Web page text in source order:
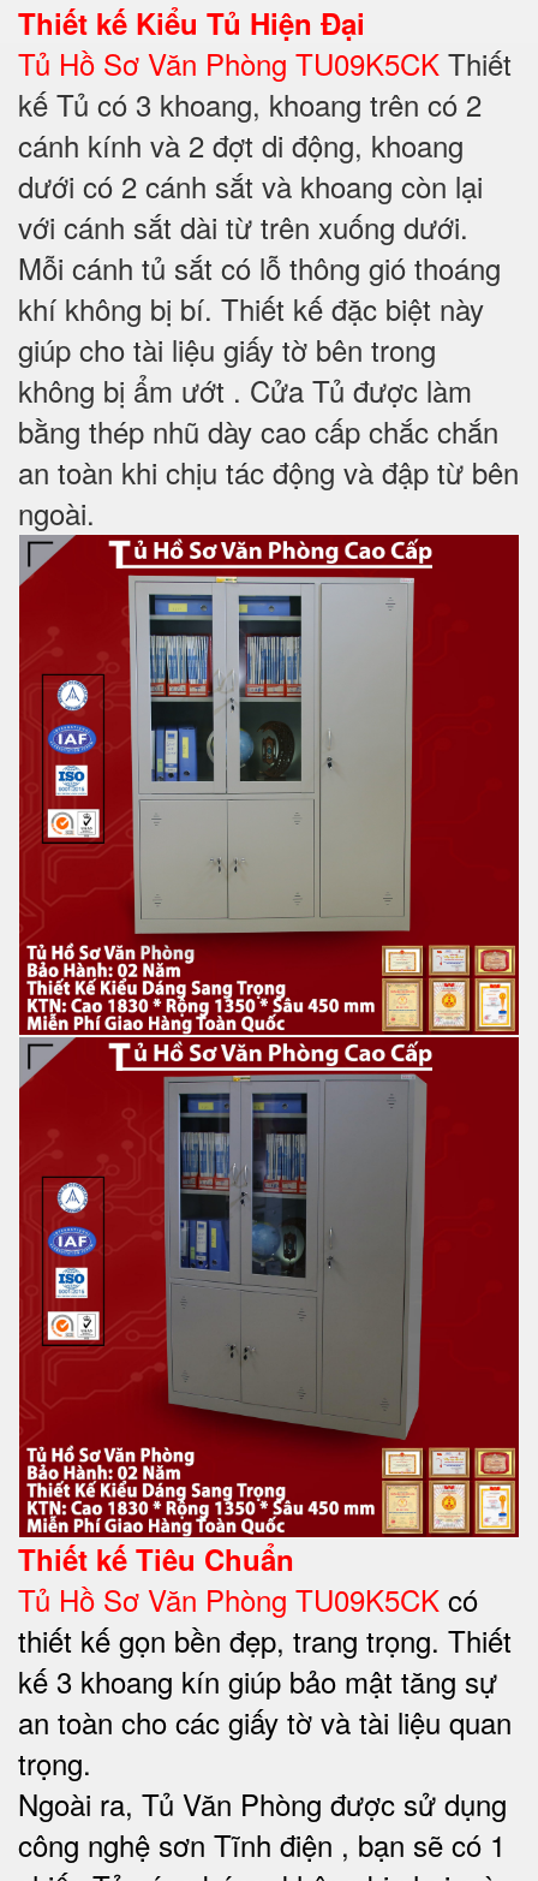
Thiết kế Kiểu Tủ Hiện Đại
Tủ Hồ Sơ Văn Phòng TU09K5CK Thiết
kế Tủ có 3 khoang, khoang trên có 2
cánh kính và 2 đợt di động, khoang
dưới có 2 cánh sắt và khoang còn lại
với cánh sắt dài từ trên xuống dưới.
Mỗi cánh tủ sắt có lỗ thông gió thoáng
khí không bị bí. Thiết kế đặc biệt này
giúp cho tài liệu giấy tờ bên trong
không bị ẩm ướt . Cửa Tủ được làm
bằng thép nhũ dày cao cấp chắc chắn
an toàn khi chịu tác động và đập từ bên
ngoài.
Thiết kế Tiêu Chuẩn
Tủ Hồ Sơ Văn Phòng TU09K5CK có
thiết kế gọn bền đẹp, trang trọng. Thiết
kế 3 khoang kín giúp bảo mật tăng sự
an toàn cho các giấy tờ và tài liệu quan
trọng.
Ngoài ra, Tủ Văn Phòng được sử dụng
công nghệ sơn Tĩnh điện , bạn sẽ có 1